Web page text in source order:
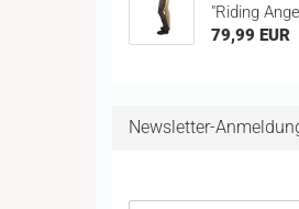
"Riding
79,99 EUR
Newsletter-